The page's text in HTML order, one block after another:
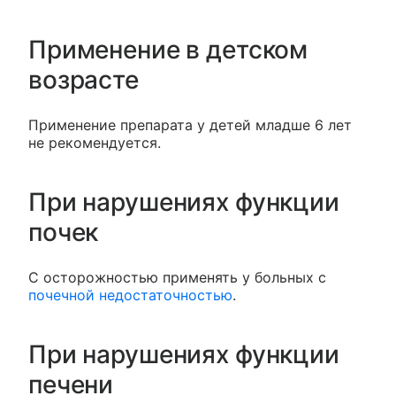
Применение в детском
возрасте
Применение препарата у детей младше 6 лет
не рекомендуется.
При нарушениях функции
почек
С осторожностью применять у больных с
почечной недостаточностью.
При нарушениях функции
печени